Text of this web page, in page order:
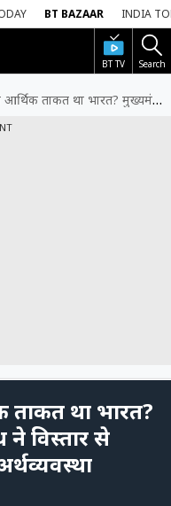
BT BAZAAR INDIA
BT TV Search
योगी आदित्यनाथ ने विस्तार से बताया- कैसे थी भारत की अर्थव्यवस्था मजबूत?
ताकत था भारत?
ने विस्तार से